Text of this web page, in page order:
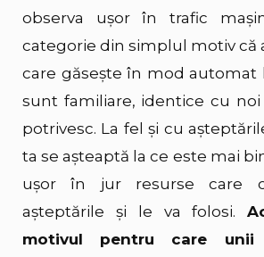
observa ușor în trafic
categorie din simplul motiv că
care găsește în mod automat
sunt familiare, identice cu noi
potrivesc. La fel și cu
ta se așteaptă la ce este mai
ușor în jur resurse care
așteptările și le va folosi.
motivul pentru care unii